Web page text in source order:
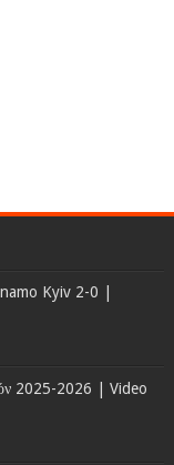
Kyiv 2-0 |
2025-2026 | Video